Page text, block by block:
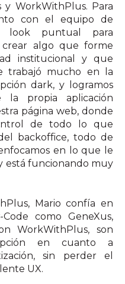
y WorkWithPlus. Para
con el equipo de
look puntual para
crear algo que forme
institucional y que
trabajó mucho en la
dark, y logramos
la propia aplicación
página web, donde
de todo lo que
backoffice, todo de
en lo que le
está funcionando muy
Mario confía en
como GeneXus,
WorkWithPlus, son
en cuanto a
sin perder el
UX.